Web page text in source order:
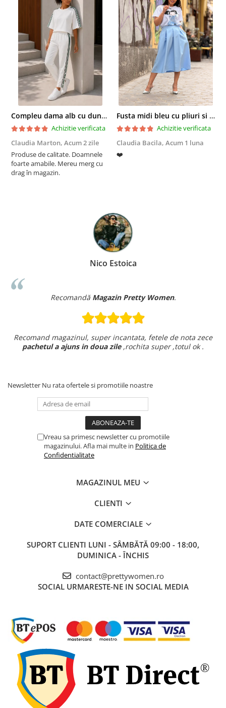
Compleu dama alb cu dungi laterale in nuante de verde si negru
Achizitie verificata
Claudia Marton, Acum 2 zile
Produse de calitate. Doamnele
foarte amabile. Mereu merg cu
drag în magazin.
Fusta midi bleu cu pliuri si buzunare
Achizitie verificata
Claudia Bacila, Acum 1 luna
❤️
Nico Estoica
Recomandă Magazin Pretty Women.
Recomand magazinul, super incantata, fetele de nota zece
pachetul a ajuns in doua zile,rochita super ,totul ok .
Newsletter Nu rata ofertele si promotiile noastre
Vreau sa primesc newsletter cu promotiile
magazinului. Afla mai multe in Politica de
Confidentialitate
MAGAZINUL MEU
CLIENTI
DATE COMERCIALE
SUPORT CLIENTI LUNI - SÂMBĂTĂ 09:00 - 18:00,
DUMINICA - ÎNCHIS
contact@prettywomen.ro
SOCIAL URMARESTE-NE IN SOCIAL MEDIA